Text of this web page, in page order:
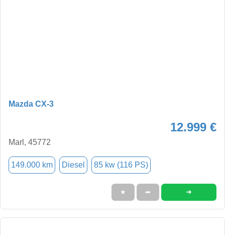
Mazda CX-3
12.999 €
Marl, 45772
149.000 km Diesel 85 kw (116 PS)
★ ➦ ➜